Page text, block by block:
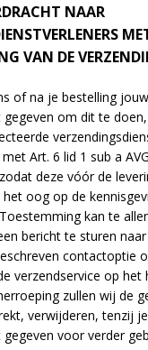
NAAR
VAN DE
of na je bestelling
om dit te
Art. 6 lid 1 sub a
deze vóór de
oog op de
kan te
bericht te sturen
contactoptie
verzendservice op het
zullen wij de
verwijderen, tenzij
voor verder